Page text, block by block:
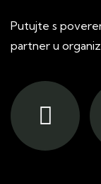
Putujte s
partner u